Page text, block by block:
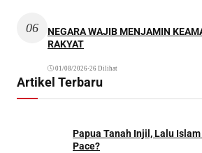
06
NEGARA WAJIB MENJAMIN
RAKYAT
01/08/2026•26 Dilihat
Artikel Terbaru
Papua Tanah Injil, Lalu
Pace?